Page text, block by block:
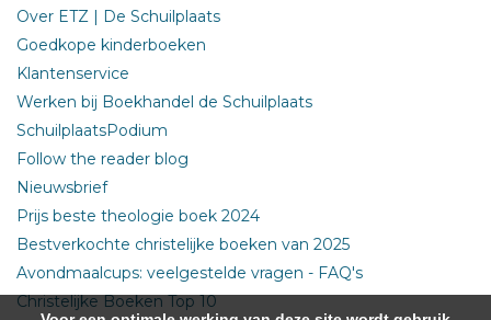
Over ETZ | De Schuilplaats
Goedkope kinderboeken
Klantenservice
Werken bij Boekhandel de Schuilplaats
SchuilplaatsPodium
Follow the reader blog
Nieuwsbrief
Prijs beste theologie boek 2024
Bestverkochte christelijke boeken van 2025
Avondmaalcups: veelgestelde vragen - FAQ's
Christelijke Boeken Top 10